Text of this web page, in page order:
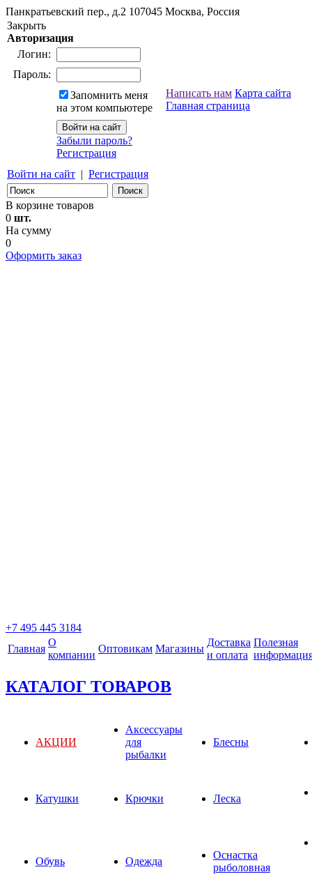
Панкратьевский пер., д.2 107045 Москва, Россия
Закрыть
Авторизация
Логин:
Пароль:
Запомнить меня
на этом компьютере
Забыли пароль?
Регистрация
Войти на сайт | Регистрация
Написать нам Карта сайта
Главная страница
В корзине товаров
0 шт.
На сумму
0
Оформить заказ
+7 495 445 3184
Главная
О
компании
Оптовикам Магазины
Доставка
и оплата
Полезная
КАТАЛОГ ТОВАРОВ
АКЦИИ
Аксессуары
для
рыбалки
Блесны
Катушки Крючки Леска
Обувь Одежда
Оснастка
рыболовная